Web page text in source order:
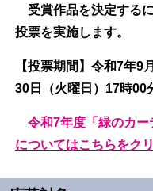
受賞作品を決定する
投票を実施します。
【投票期間】令和7年9
30日（火曜日）17時00
令和7年度「緑のカ
についてはこちらをク